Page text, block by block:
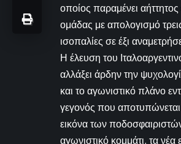
οποίος παραμένει
ομάδας με απολογισμό τρεις
ισοπαλίες σε έξι
Η έλευση του
αλλάξει άρδην την
και το αγωνιστικό πλάνο
γεγονός που
εικόνα των
αγωνιστικό κομμάτι, τα νέα